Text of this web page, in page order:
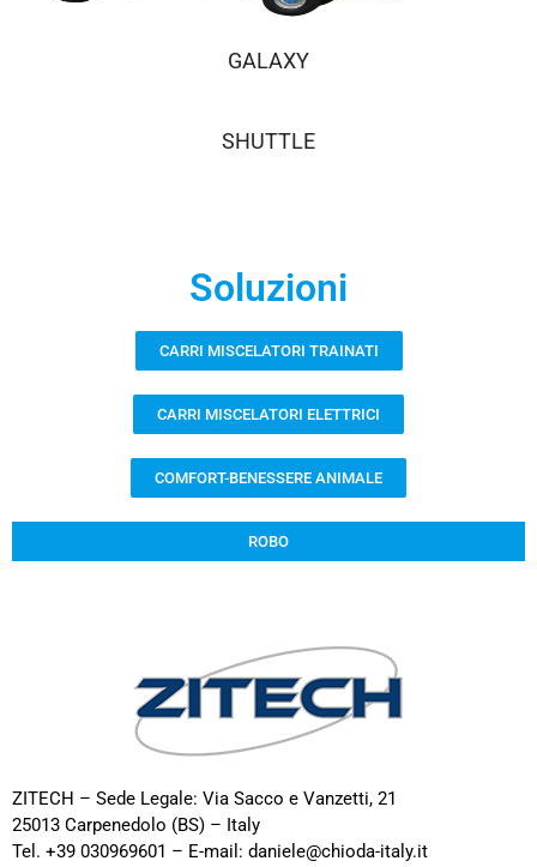
GALAXY
SHUTTLE
Soluzioni
CARRI MISCELATORI TRAINATI
CARRI MISCELATORI ELETTRICI
COMFORT-BENESSERE ANIMALE
ROBO
ZITECH – Sede Legale: Via Sacco e Vanzetti, 21
25013 Carpenedolo (BS) – Italy
Tel. +39 030969601 – E-mail: daniele@chioda-italy.it